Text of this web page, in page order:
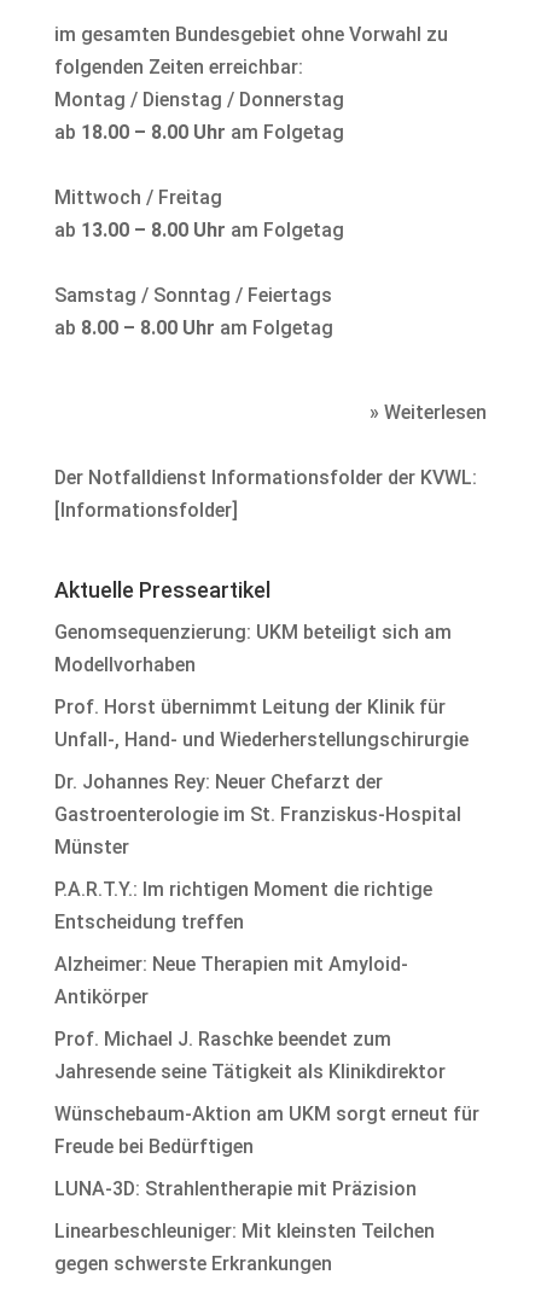
im gesamten Bundesgebiet ohne Vorwahl zu
folgenden Zeiten erreichbar:
Montag / Dienstag / Donnerstag
ab 18.00 – 8.00 Uhr am Folgetag
Mittwoch / Freitag
ab 13.00 – 8.00 Uhr am Folgetag
Samstag / Sonntag / Feiertags
ab 8.00 – 8.00 Uhr am Folgetag
» Weiterlesen
Der Notfalldienst Informationsfolder der KVWL:
[Informationsfolder]
Aktuelle Presseartikel
Genomsequenzierung: UKM beteiligt sich am
Modellvorhaben
Prof. Horst übernimmt Leitung der Klinik für
Unfall-, Hand- und Wiederherstellungschirurgie
Dr. Johannes Rey: Neuer Chefarzt der
Gastroenterologie im St. Franziskus-Hospital
Münster
P.A.R.T.Y.: Im richtigen Moment die richtige
Entscheidung treffen
Alzheimer: Neue Therapien mit Amyloid-
Antikörper
Prof. Michael J. Raschke beendet zum
Jahresende seine Tätigkeit als Klinikdirektor
Wünschebaum-Aktion am UKM sorgt erneut für
Freude bei Bedürftigen
LUNA-3D: Strahlentherapie mit Präzision
Linearbeschleuniger: Mit kleinsten Teilchen
gegen schwerste Erkrankungen